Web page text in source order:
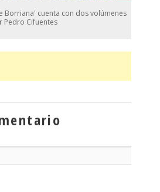
Borriana' cuenta con dos volúmenes
Pedro Cifuentes